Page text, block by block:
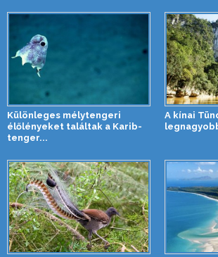
Különleges mélytengeri
élőlényeket találtak a Karib-
tenger...
A kínai